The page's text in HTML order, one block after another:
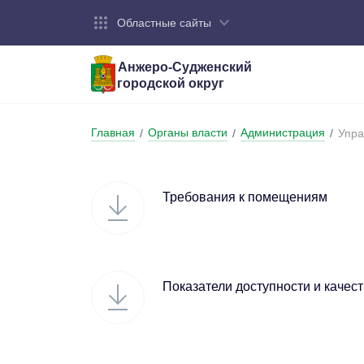
Областные сайты
Анжеро-Судженский
городской округ
Устав
Главная / Органы власти / Администрация /
Требования к помещениям
Показатели доступности и